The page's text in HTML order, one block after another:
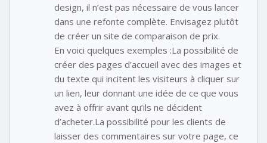
design, il n’est pas nécessaire de vous lancer
dans une refonte complète. Envisagez plutôt
de créer un site de comparaison de prix.
En voici quelques exemples :La possibilité de
créer des pages d’accueil avec des images et
du texte qui incitent les visiteurs à cliquer sur
un lien, leur donnant une idée de ce que vous
avez à offrir avant qu’ils ne décident
d’acheter.La possibilité pour les clients de
laisser des commentaires sur votre page, ce